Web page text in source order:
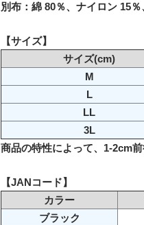
別布：綿 80％、ナイロン 15
【サイズ】
サイズ(cm)
M
L
LL
3L
商品の特性によって、1-2cm前
【JANコード】
カラー
ブラック